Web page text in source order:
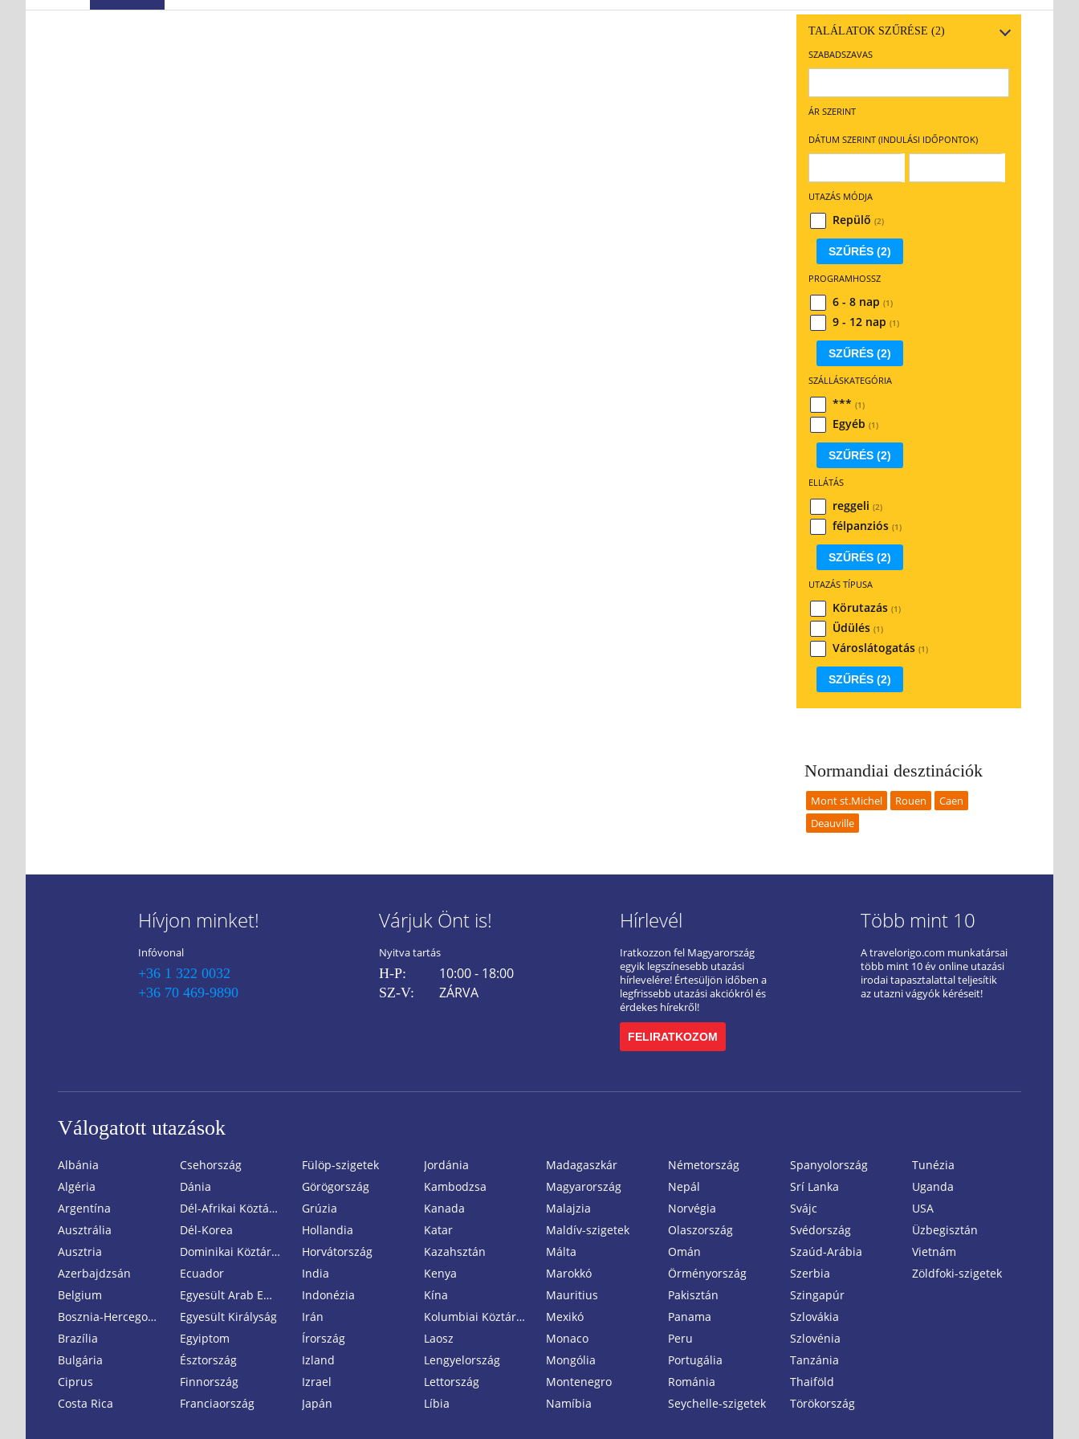
TALÁLATOK SZŰRÉSE (2)
SZABADSZAVAS
ÁR SZERINT
DÁTUM SZERINT (INDULÁSI IDŐPONTOK)
UTAZÁS MÓDJA
Repülő (2)
SZŰRÉS (2)
PROGRAMHOSSZ
6 - 8 nap (1)
9 - 12 nap (1)
SZŰRÉS (2)
SZÁLLÁSKATEGÓRIA
*** (1)
Egyéb (1)
SZŰRÉS (2)
ELLÁTÁS
reggeli (2)
félpanziós (1)
SZŰRÉS (2)
UTAZÁS TÍPUSA
Körutazás (1)
Üdülés (1)
Városlátogatás (1)
SZŰRÉS (2)
Normandiai desztinációk
Mont st.Michel Rouen
Caen
Deauville
Hívjon minket!
Infóvonal
+36 1 322 0032
+36 70 469-9890
Várjuk Önt is!
Nyitva tartás
H-P: 10:00 - 18:00
SZ-V: ZÁRVA
Hírlevél
Iratkozzon fel Magyarország
egyik legszínesebb utazási
hírlevelére! Értesüljön időben a
legfrissebb utazási akciókról és
érdekes hírekről!
FELIRATKOZOM
Több mint 10
A travelorigo.com munkatársai
több mint 10 év online utazási
irodai tapasztalattal teljesítik
az utazni vágyók kéréseit!
Válogatott utazások
Albánia
Algéria
Argentína
Ausztrália
Ausztria
Azerbajdzsán
Belgium
Bosznia-Hercegovina
Brazília
Bulgária
Ciprus
Costa Rica
Csehország
Dánia
Dél-Afrikai Köztársaság
Dél-Korea
Dominikai Köztársaság
Ecuador
Egyesült Arab Emirátusok
Egyesült Királyság
Egyiptom
Észtország
Finnország
Franciaország
Fülöp-szigetek
Görögország
Grúzia
Hollandia
Horvátország
India
Indonézia
Irán
Írország
Izland
Izrael
Japán
Jordánia
Kambodzsa
Kanada
Katar
Kazahsztán
Kenya
Kína
Kolumbiai Köztársaság
Laosz
Lengyelország
Lettország
Líbia
Madagaszkár
Magyarország
Malajzia
Maldív-szigetek
Málta
Marokkó
Mauritius
Mexikó
Monaco
Mongólia
Montenegro
Namíbia
Németország
Nepál
Norvégia
Olaszország
Omán
Örményország
Pakisztán
Panama
Peru
Portugália
Románia
Seychelle-szigetek
Spanyolország
Srí Lanka
Svájc
Svédország
Szaúd-Arábia
Szerbia
Szingapúr
Szlovákia
Szlovénia
Tanzánia
Thaiföld
Törökország
Tunézia
Uganda
USA
Üzbegisztán
Vietnám
Zöldfoki-szigetek